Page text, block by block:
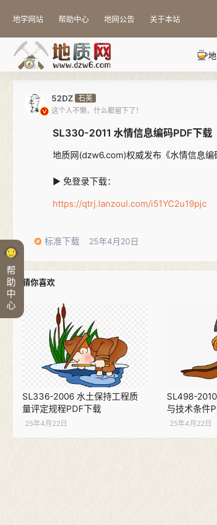
帮
助
中
心
地学网站 帮助中心 地网公告 关于本站
52DZ 石英
这个人不懒，什么都留下了！
SL330-2011 水情信息编码PDF下载
地质网(dzw6.com)权威发布《水情信息
▶ 免登录下载：
https://qtrj.lanzoul.com/i51YC2u19pjc
标准下载 25年4月20日
猜你喜欢
SL336-2006 水土保持工程质
量评定规程PDF下载
25年4月22日
SL498-
与技术条件
25年4月22日